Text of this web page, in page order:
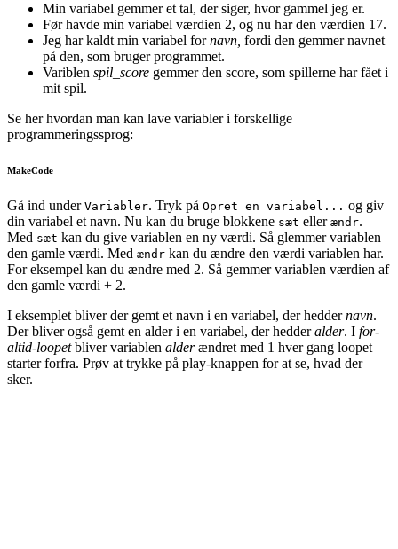
Min variabel gemmer et tal, der siger, hvor gammel jeg er.
Før havde min variabel værdien 2, og nu har den værdien 17.
Jeg har kaldt min variabel fornavn, fordi den gemmer navnet
på den, som bruger programmet.
Variblen spil_score gemmer den score, som spillerne har fået i
mit spil.
Se her hvordan man kan lave variabler i forskellige
programmeringssprog:
MakeCode
Gå ind under Variabler. Tryk på Opret en variabel... og giv
din variabel et navn. Nu kan du bruge blokkene sæt eller ændr.
Med sæt kan du give variablen en ny værdi. Så glemmer variablen
den gamle værdi. Med ændr kan du ændre den værdi variablen har.
For eksempel kan du ændre med 2. Så gemmer variablen værdien af
den gamle værdi + 2.
I eksemplet bliver der gemt et navn i en variabel, der heddernavn.
Der bliver også gemt en alder i en variabel, der hedderalder. I for-
altid-loopetbliver variablen alderændret med 1 hver gang loopet
starter forfra. Prøv at trykke på play-knappen for at se, hvad der
sker.